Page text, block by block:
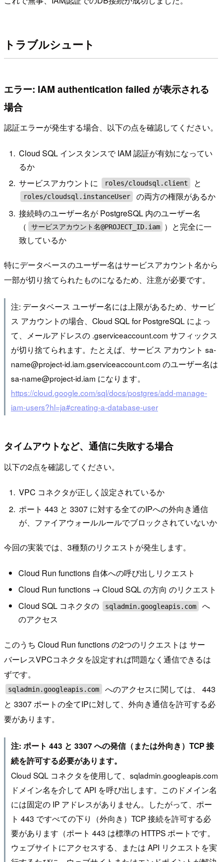
トラブルシュート
エラー: IAM authentication failed が表示される
場合
認証エラーが発生する場合、以下の点を確認してください。
Cloud SQL インスタンスで IAM 認証が有効になってい
るか
サービスアカウントに
roles/cloudsql.client と
roles/cloudsql.instanceUser
の両方の権限があるか
接続時のユーザー名が PostgreSQL 内のユーザー名
（
サービスアカウント名@PROJECT_ID.iam
）と完全に一
致しているか
特にデータベースのユーザー名はサービスアカウント名から
一部が切り捨てられたものになるため、注意が必要です。
注: データベース ユーザー名には上限があるため、サービ
ス アカウントの場合、Cloud SQL for PostgreSQL によっ
て、メールアドレスの .gserviceaccount.com サフィックス
が切り捨てられます。たとえば、サービス アカウント sa-
name@project-id.iam.gserviceaccount.com のユーザー名は
sa-name@project-id.iam になります。
https://cloud.google.com/sql/docs/postgres/add-manage-
iam-users?hl=ja#creating-a-database-user
タイムアウトなど、通信に失敗する場合
以下の2点を確認してください。
VPC コネクタが正しく設定されているか
ポート 443 と 3307 に対する全てのIPへの外向き通信
が、ファイアウォールルールでブロックされていないか
今回の実装では、3種類のリクエストが発生します。
Cloud Run functions 自体への呼び出しリクエスト
Cloud Run functions → Cloud SQL の方向 のリクエスト
Cloud SQL コネクタの
sqladmin.googleapis.com
へ
のアクセス
このうち Cloud Run functions の2つのリクエストは サー
バーレスVPCコネクタを設定すれば問題なく通信できるは
ずです。
sqladmin.googleapis.com
へのアクセスに関しては、 443
と 3307 ポートの全てIPに対して、外向き通信を許可する必
要があります。
注: ポート 443 と 3307 への発信（または外向き）TCP 接
続を許可する必要があります。
Cloud SQL コネクタを使用して、sqladmin.googleapis.com
ドメイン名を介して API を呼び出します。このドメイン名
には固定の IP アドレスがありません。したがって、ポー
ト 443 ですべての下り（外向き）TCP 接続を許可する必
要があります（ポート 443 は標準の HTTPS ポートです。
ウェブサイトにアクセスする、または API リクエストを実